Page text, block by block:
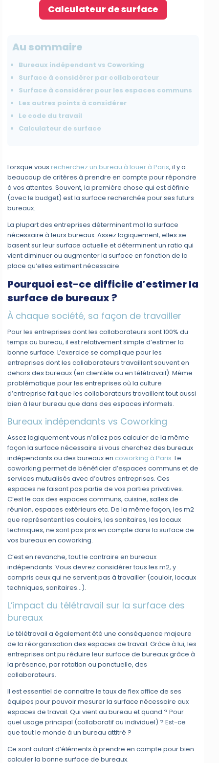
Calculateur de surface
Au sommaire
Bureaux indépendant vs Coworking
Surface à considérer par collaborateur
Surface à considérer pour les espaces communs
Les autres points à considérer
Le code du travail
Calculateur de surface
Lorsque vous recherchez un bureau à louer à Paris, il y a
beaucoup de critères à prendre en compte pour répondre
à vos attentes. Souvent, la première chose qui est définie
(avec le budget) est la surface recherchée pour ses futurs
bureaux.
La plupart des entreprises déterminent mal la surface
nécessaire à leurs bureaux. Assez logiquement, elles se
basent sur leur surface actuelle et déterminent un ratio qui
vient diminuer ou augmenter la surface en fonction de la
place qu’elles estiment nécessaire.
Pourquoi est-ce difficile d’estimer la
surface de bureaux ?
À chaque société, sa façon de travailler
Pour les entreprises dont les collaborateurs sont 100% du
temps au bureau, il est relativement simple d’estimer la
bonne surface. L’exercice se complique pour les
entreprises dont les collaborateurs travaillent souvent en
dehors des bureaux (en clientèle ou en télétravail). Même
problématique pour les entreprises où la culture
d’entreprise fait que les collaborateurs travaillent tout aussi
bien à leur bureau que dans des espaces informels.
Bureaux indépendants vs Coworking
Assez logiquement vous n’allez pas calculer de la même
façon la surface nécessaire si vous cherchez des bureaux
indépendants ou des bureaux en coworking à Paris. Le
coworking permet de bénéficier d’espaces communs et de
services mutualisés avec d’autres entreprises. Ces
espaces ne faisant pas partie de vos parties privatives.
C’est le cas des espaces communs, cuisine, salles de
réunion, espaces extérieurs etc. De la même façon, les m2
que représentent les couloirs, les sanitaires, les locaux
techniques, ne sont pas pris en compte dans la surface de
vos bureaux en coworking.
C’est en revanche, tout le contraire en bureaux
indépendants. Vous devrez considérer tous les m2, y
compris ceux qui ne servent pas à travailler (couloir, locaux
techniques, sanitaires…).
L’impact du télétravail sur la surface des
bureaux
Le télétravail a également été une conséquence majeure
de la réorganisation des espaces de travail. Grâce à lui, les
entreprises ont pu réduire leur surface de bureaux grâce à
la présence, par rotation ou ponctuelle, des
collaborateurs.
Il est essentiel de connaitre le taux de flex office de ses
équipes pour pouvoir mesurer la surface nécessaire aux
espaces de travail. Qui vient au bureau et quand ? Pour
quel usage principal (collaboratif ou individuel) ? Est-ce
que tout le monde à un bureau attitré ?
Ce sont autant d’éléments à prendre en compte pour bien
calculer la bonne surface de bureaux.